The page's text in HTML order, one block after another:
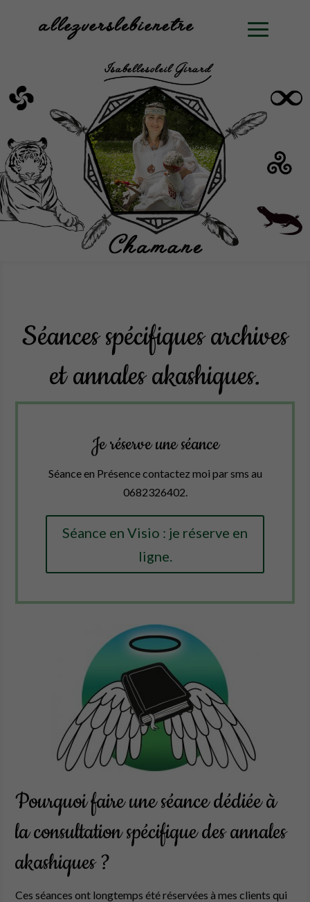
Séances spécifiques archives
et annales akashiques.
Je réserve une séance
Séance en Présence contactez moi par sms au
0682326402.
Séance en Visio : je réserve en
ligne.
Pourquoi faire une séance dédiée à
la consultation spécifique des annales
akashiques ?
Ces séances ont longtemps été réservées à mes clients qui